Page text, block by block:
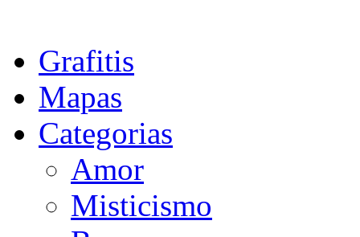
Grafitis
Mapas
Categorias
Amor
Misticismo